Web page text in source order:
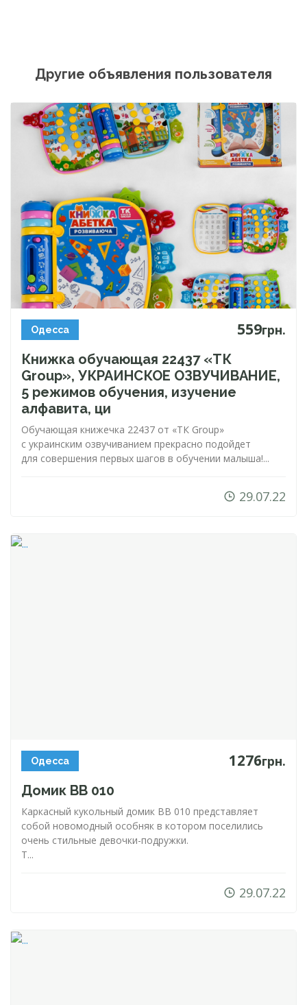
Другие объявления пользователя
Одесса 559грн.
Книжка обучающая 22437 «ТК
Group», УКРАИНСКОЕ ОЗВУЧИВАНИЕ,
5 режимов обучения, изучение
алфавита, ци
Обучающая книжечка 22437 от «ТК Group»
с украинским озвучиванием прекрасно подойдет
для совершения первых шагов в обучении малыша!...
29.07.22
Одесса 1276грн.
Домик ВВ 010
Каркасный кукольный домик BB 010 представляет
собой новомодный особняк в котором поселились
очень стильные девочки-подружки.
Т...
29.07.22